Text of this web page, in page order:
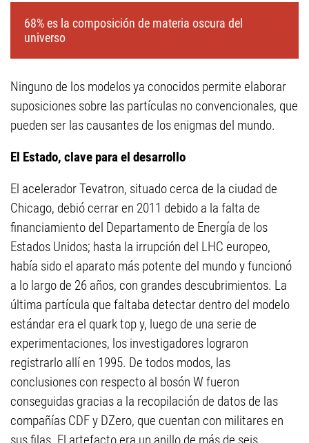
68% es la composición de materia oscura del
universo
Ninguno de los modelos ya conocidos permite elaborar
suposiciones sobre las partículas no convencionales, que
pueden ser las causantes de los enigmas del mundo.
El Estado, clave para el desarrollo
El acelerador Tevatron, situado cerca de la ciudad de
Chicago, debió cerrar en 2011 debido a la falta de
financiamiento del Departamento de Energía de los
Estados Unidos; hasta la irrupción del LHC europeo,
había sido el aparato más potente del mundo y funcionó
a lo largo de 26 años, con grandes descubrimientos. La
última partícula que faltaba detectar dentro del modelo
estándar era el quark top y, luego de una serie de
experimentaciones, los investigadores lograron
registrarlo allí en 1995. De todos modos, las
conclusiones con respecto al bosón W fueron
conseguidas gracias a la recopilación de datos de las
compañías CDF y DZero, que cuentan con militares en